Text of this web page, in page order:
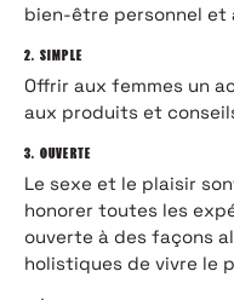
bien-être personnel et
2. SIMPLE
Offrir aux femmes un
aux produits et
3. OUVERTE
Le sexe et le plaisir
honorer toutes les
ouverte à des façons
holistiques de vivre le